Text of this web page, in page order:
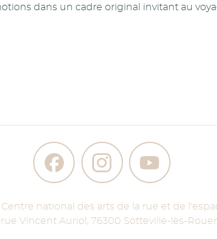
dans un cadre original invitant au
Centre national des arts de la rue et de
rue Vincent Auriol , 76300 Sotteville-lès-